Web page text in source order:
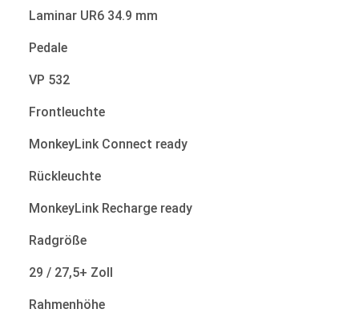
Laminar UR6 34.9 mm
Pedale
VP 532
Frontleuchte
MonkeyLink Connect ready
Rückleuchte
MonkeyLink Recharge ready
Radgröße
29 / 27,5+ Zoll
Rahmenhöhe